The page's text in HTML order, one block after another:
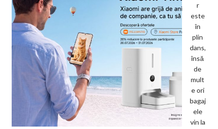
r
este
în
plin
dans,
însă
de
mult
e ori
bagaj
ele
vin la